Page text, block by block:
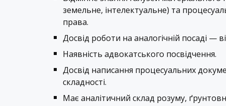
земельне, інтелектуальне) та
права.
Досвід роботи на аналогічній посаді —
Наявність адвокатського посвідчення.
Досвід написання процесуальних
складності.
Має аналітичний склад розуму,